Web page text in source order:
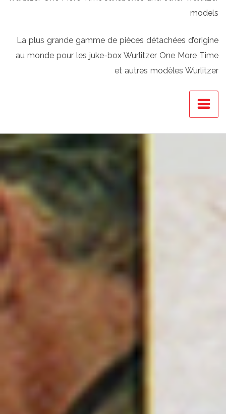
models
La plus grande gamme de pièces détachées d’origine
au monde pour les juke-box Wurlitzer One More Time
et autres modèles Wurlitzer